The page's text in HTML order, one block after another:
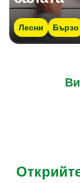
Лесни Бързо